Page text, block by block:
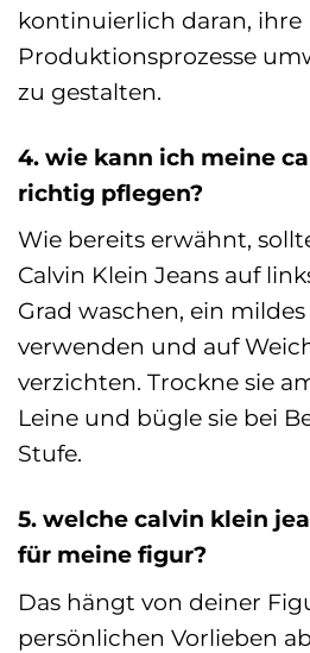
kontinuierlich daran, ihre
Produktionsprozesse
zu gestalten.
4. wie kann ich meine
richtig pflegen?
Wie bereits erwähnt,
Calvin Klein Jeans auf
Grad waschen, ein
verwenden und auf
verzichten. Trockne sie
Leine und bügle sie bei
Stufe.
5. welche calvin klein
für meine figur?
Das hängt von deiner
persönlichen Vorlieben